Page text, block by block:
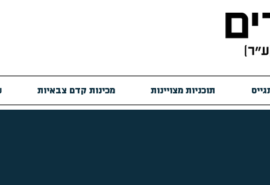
תוכניות מצויינות מכינות קדם צבאיות